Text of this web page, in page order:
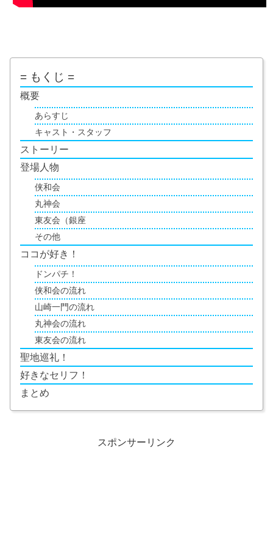
= もくじ =
概要
あらすじ
キャスト・スタッフ
ストーリー
登場人物
侠和会
丸神会
東友会（銀座
その他
ココが好き！
ドンパチ！
侠和会の流れ
山崎一門の流れ
丸神会の流れ
東友会の流れ
聖地巡礼！
好きなセリフ！
まとめ
スポンサーリンク